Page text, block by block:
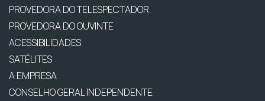
PROVEDORA DO TELESPECTADOR
PROVEDORA DO OUVINTE
ACESSIBILIDADES
SATÉLITES
A EMPRESA
CONSELHO GERAL INDEPENDENTE